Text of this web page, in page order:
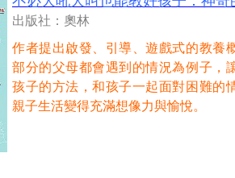
出版社：奧林
作者提出啟發、引導、遊戲式的教養
部分的父母都會遇到的情況為例子，
孩子的方法，和孩子一起面對困難的
親子生活變得充滿想像力與愉悅。